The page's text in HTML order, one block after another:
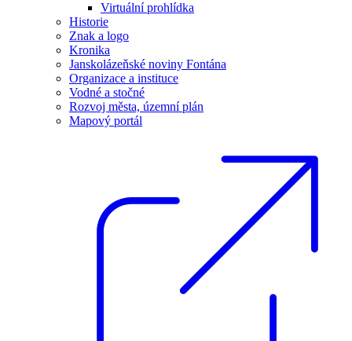
Virtuální prohlídka
Historie
Znak a logo
Kronika
Janskolázeňské noviny Fontána
Organizace a instituce
Vodné a stočné
Rozvoj města, územní plán
Mapový portál